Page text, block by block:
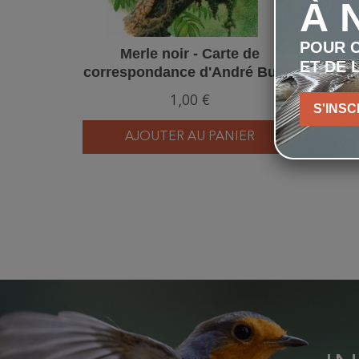
Merle noir - Carte de
correspondance d'André Buzin
1,00 €
AJOUTER AU PANIER
À
POUR
ET DE